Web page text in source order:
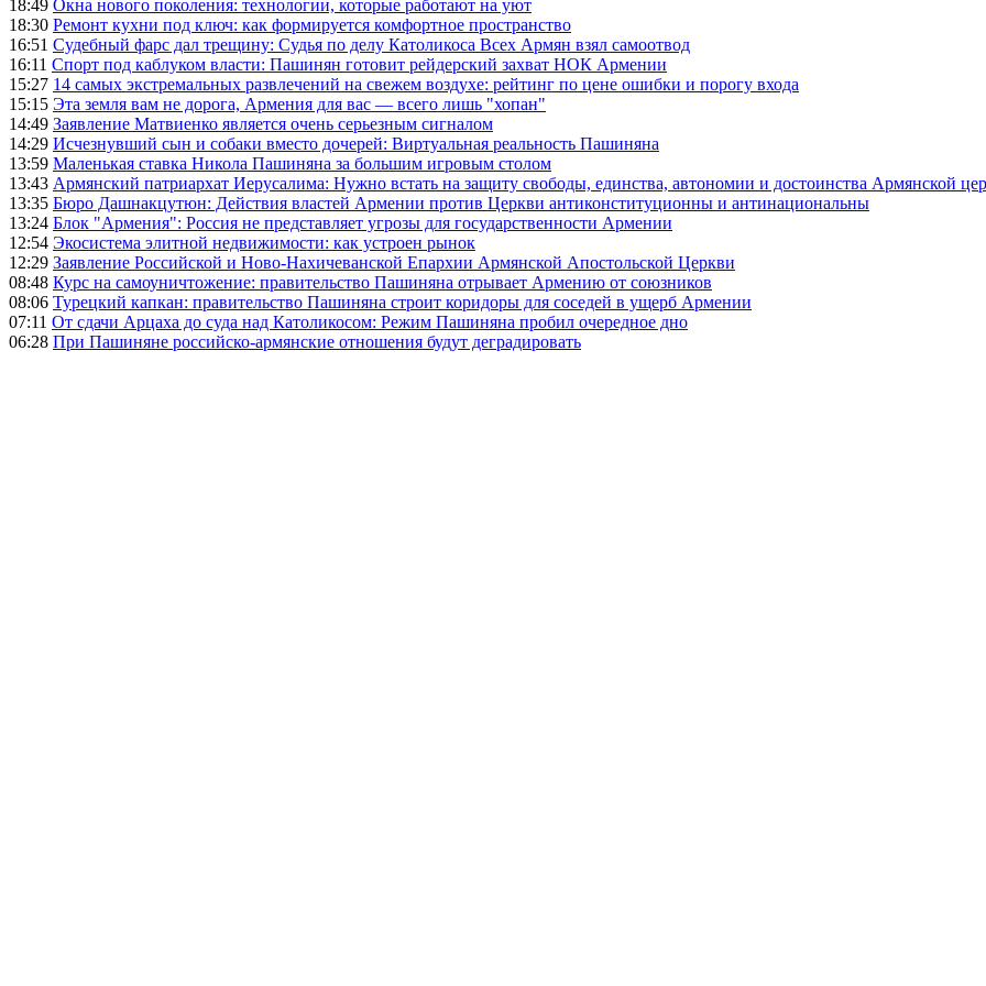
18:49 Окна нового поколения: технологии, которые работают на уют
18:30 Ремонт кухни под ключ: как формируется комфортное пространство
16:51 Судебный фарс дал трещину: Судья по делу Католикоса Всех Армян взял самоотвод
16:11 Спорт под каблуком власти: Пашинян готовит рейдерский захват НОК Армении
15:27 14 самых экстремальных развлечений на свежем воздухе: рейтинг по цене ошибки и порогу входа
15:15 Эта земля вам не дорога, Армения для вас — всего лишь "хопан"
14:49 Заявление Матвиенко является очень серьезным сигналом
14:29 Исчезнувший сын и собаки вместо дочерей: Виртуальная реальность Пашиняна
13:59 Маленькая ставка Никола Пашиняна за большим игровым столом
13:43 Армянский патриархат Иерусалима: Нужно встать на защиту свободы, единства, автономии и достоинства Армянской
13:35 Бюро Дашнакцутюн: Действия властей Армении против Церкви антиконституционны и антинациональны
13:24 Блок "Армения": Россия не представляет угрозы для государственности Армении
12:54 Экосистема элитной недвижимости: как устроен рынок
12:29 Заявление Российской и Ново-Нахичеванской Епархии Армянской Апостольской Церкви
08:48 Курс на самоуничтожение: правительство Пашиняна отрывает Армению от союзников
08:06 Турецкий капкан: правительство Пашиняна строит коридоры для соседей в ущерб Армении
07:11 От сдачи Арцаха до суда над Католикосом: Режим Пашиняна пробил очередное дно
06:28 При Пашиняне российско-армянские отношения будут деградировать